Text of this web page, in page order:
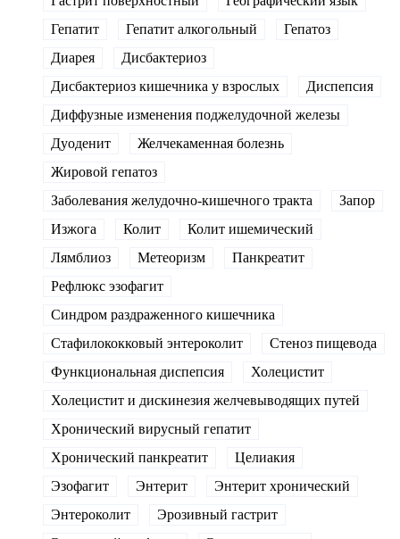
Гепатит
Гепатит алкогольный
Гепатоз
Диарея
Дисбактериоз
Дисбактериоз кишечника у взрослых
Диспепсия
Диффузные изменения поджелудочной железы
Дуоденит
Желчекаменная болезнь
Жировой гепатоз
Заболевания желудочно-кишечного тракта
Запор
Изжога
Колит
Колит ишемический
Лямблиоз
Метеоризм
Панкреатит
Рефлюкс эзофагит
Синдром раздраженного кишечника
Стафилококковый энтероколит
Стеноз пищевода
Функциональная диспепсия
Холецистит
Холецистит и дискинезия желчевыводящих путей
Хронический вирусный гепатит
Хронический панкреатит
Целиакия
Эзофагит
Энтерит
Энтерит хронический
Энтероколит
Эрозивный гастрит